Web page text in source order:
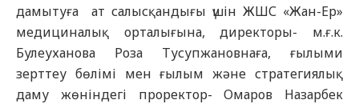
дамытуға ат салысқандығы үшін ЖШС «Жан-Ер»
медициналық орталығына, директоры- м.ғ.к.
Булеуханова Роза Тусупжановнаға, ғылыми
зерттеу бөлімі мен ғылым және стратегиялық
даму жөніндегі проректор- Омаров Назарбек